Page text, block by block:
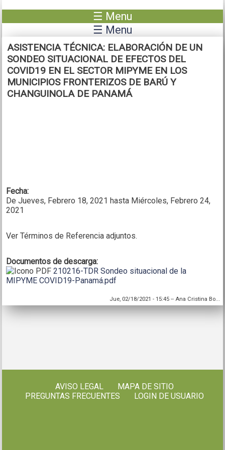
☰ Menu
☰ Menu
ASISTENCIA TÉCNICA: ELABORACIÓN DE UN
SONDEO SITUACIONAL DE EFECTOS DEL
COVID19 EN EL SECTOR MIPYME EN LOS
MUNICIPIOS FRONTERIZOS DE BARÚ Y
CHANGUINOLA DE PANAMÁ
Fecha:
DeJueves, Febrero 18, 2021 hasta Miércoles, Febrero 24,
2021
Ver Términos de Referencia adjuntos.
Documentos de descarga:
210216-TDR Sondeo situacional de la
MIPYME COVID19-Panamá.pdf
Jue, 02/18/2021 - 15:45-- Ana Cristina Bo...
AVISO LEGAL
MAPA DE SITIO
PREGUNTAS FRECUENTES
LOGIN DE USUARIO